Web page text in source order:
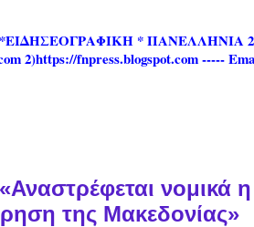
* ΠΑΝΕΛΛΗΝΙΑ
fnpress.blogspot.com -----
νομικά
της Μακεδονίας»